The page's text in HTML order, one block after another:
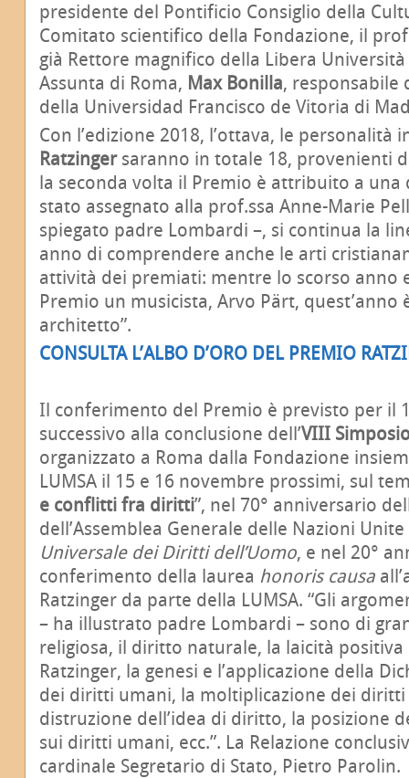
presidente del Pontificio Consiglio della
Comitato scientifico della Fondazione, il
già Rettore magnifico della Libera
Assunta di Roma, Max Bonilla, responsabile
della Universidad Francisco de Vitoria di
Con l’edizione 2018, l’ottava, le personalità
Ratzingersaranno in totale 18, provenienti
la seconda volta il Premio è attribuito a una
stato assegnato alla prof.ssa Anne-Marie
spiegato padre Lombardi –, si continua la
anno di comprendere anche le arti
attività dei premiati: mentre lo scorso anno
Premio un musicista, Arvo Pärt,
architetto”.
CONSULTA L’ALBO D’ORO DEL PREMIO
Il conferimento del Premio è previsto per il
successivo alla conclusione dell’VIII
organizzato a Roma dalla Fondazione
LUMSA il 15 e 16 novembre prossimi, sul
e conflitti fra diritti”, nel 70° anniversario
dell’Assemblea Generale delle Nazioni
Universale dei Diritti dell’Uomo, e nel 20°
conferimento della laurea honoris causa
Ratzinger da parte della LUMSA. “Gli
– ha illustrato padre Lombardi – sono di
religiosa, il diritto naturale, la laicità positiva
Ratzinger, la genesi e l’applicazione della
dei diritti umani, la moltiplicazione dei
distruzione dell’idea di diritto, la posizione
sui diritti umani, ecc.”. La Relazione
cardinale Segretario di Stato, Pietro Parolin.